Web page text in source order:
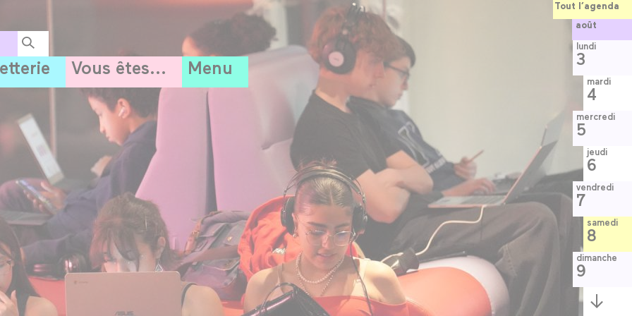
Vous êtes... Menu
Tout l’agenda
août
lundi
3
mardi
4
mercredi
5
jeudi
6
vendredi
7
samedi
8
dimanche
9
Semaine
suivante